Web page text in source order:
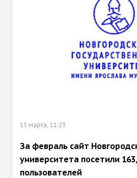
15 марта, 11:23
За февраль сайт
университета посетили
пользователей